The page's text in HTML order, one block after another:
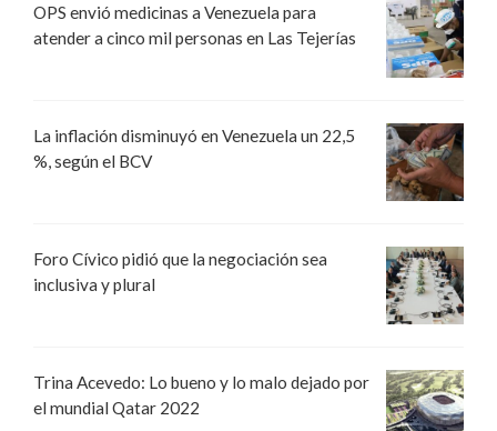
OPS envió medicinas a Venezuela para
atender a cinco mil personas en Las Tejerías
La inflación disminuyó en Venezuela un 22,5
%, según el BCV
Foro Cívico pidió que la negociación sea
inclusiva y plural
Trina Acevedo: Lo bueno y lo malo dejado por
el mundial Qatar 2022